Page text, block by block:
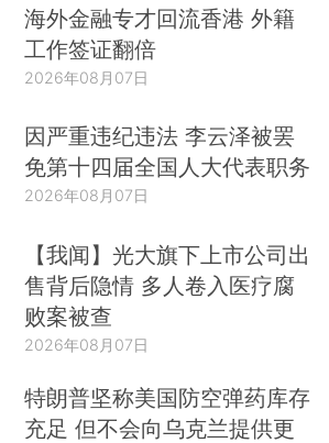
海外金融专才回流香港 外籍
工作签证翻倍
2026年08月07日
因严重违纪违法 李云泽被罢
免第十四届全国人大代表职务
2026年08月07日
【我闻】光大旗下上市公司出
售背后隐情 多人卷入医疗腐
败案被查
2026年08月07日
特朗普坚称美国防空弹药库存
充足 但不会向乌克兰提供更